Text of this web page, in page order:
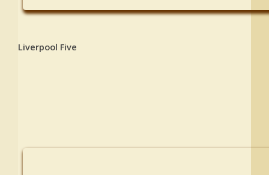
Liverpool Five